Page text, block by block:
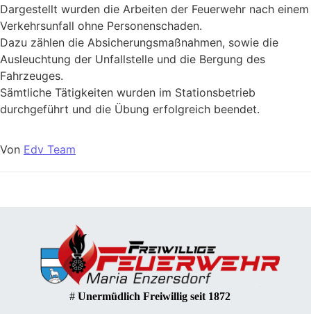
Dargestellt wurden die Arbeiten der Feuerwehr nach einem
Verkehrsunfall ohne Personenschaden.
Dazu zählen die Absicherungsmaßnahmen, sowie die
Ausleuchtung der Unfallstelle und die Bergung des
Fahrzeuges.
Sämtliche Tätigkeiten wurden im Stationsbetrieb
durchgeführt und die Übung erfolgreich beendet.
Von Edv Team
# Unermüdlich Freiwillig seit 1872